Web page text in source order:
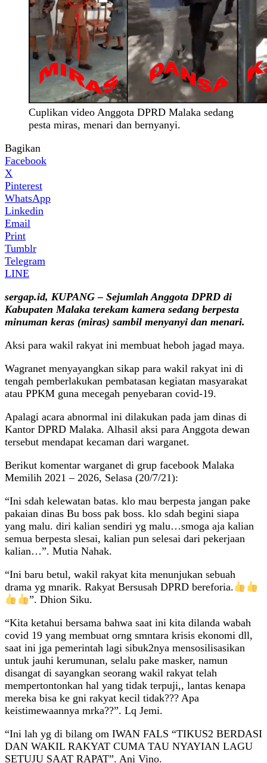
Cuplikan video Anggota DPRD Malaka sedang
pesta miras, menari dan bernyanyi.
Bagikan
Facebook
X
Pinterest
WhatsApp
Linkedin
Email
Print
Tumblr
Telegram
LINE
sergap.id, KUPANG – Sejumlah Anggota DPRD di
Kabupaten Malaka terekam kamera sedang berpesta
minuman keras (miras) sambil menyanyi dan menari.
Aksi para wakil rakyat ini membuat heboh jagad maya.
Wagranet menyayangkan sikap para wakil rakyat ini di
tengah pemberlakukan pembatasan kegiatan masyarakat
atau PPKM guna mecegah penyebaran covid-19.
Apalagi acara abnormal ini dilakukan pada jam dinas di
Kantor DPRD Malaka. Alhasil aksi para Anggota dewan
tersebut mendapat kecaman dari warganet.
Berikut komentar warganet di grup facebook Malaka
Memilih 2021 – 2026, Selasa (20/7/21):
“Ini sdah kelewatan batas. klo mau berpesta jangan pake
pakaian dinas Bu boss pak boss. klo sdah begini siapa
yang malu. diri kalian sendiri yg malu…smoga aja kalian
semua berpesta slesai, kalian pun selesai dari pekerjaan
kalian…”. Mutia Nahak.
“Ini baru betul, wakil rakyat kita menunjukan sebuah
drama yg mnarik. Rakyat Bersusah DPRD bereforia.
”. Dhion Siku.
“Kita ketahui bersama bahwa saat ini kita dilanda wabah
covid 19 yang membuat orng smntara krisis ekonomi dll,
saat ini jga pemerintah lagi sibuk2nya mensosilisasikan
untuk jauhi kerumunan, selalu pake masker, namun
disangat di sayangkan seorang wakil rakyat telah
mempertontonkan hal yang tidak terpuji,, lantas kenapa
mereka bisa ke gni rakyat kecil tidak??? Apa
keistimewaannya mrka??”. Lq Jemi.
“Ini lah yg di bilang om IWAN FALS “TIKUS2 BERDASI
DAN WAKIL RAKYAT CUMA TAU NYAYIAN LAGU
SETUJU SAAT RAPAT”. Ani Vino.